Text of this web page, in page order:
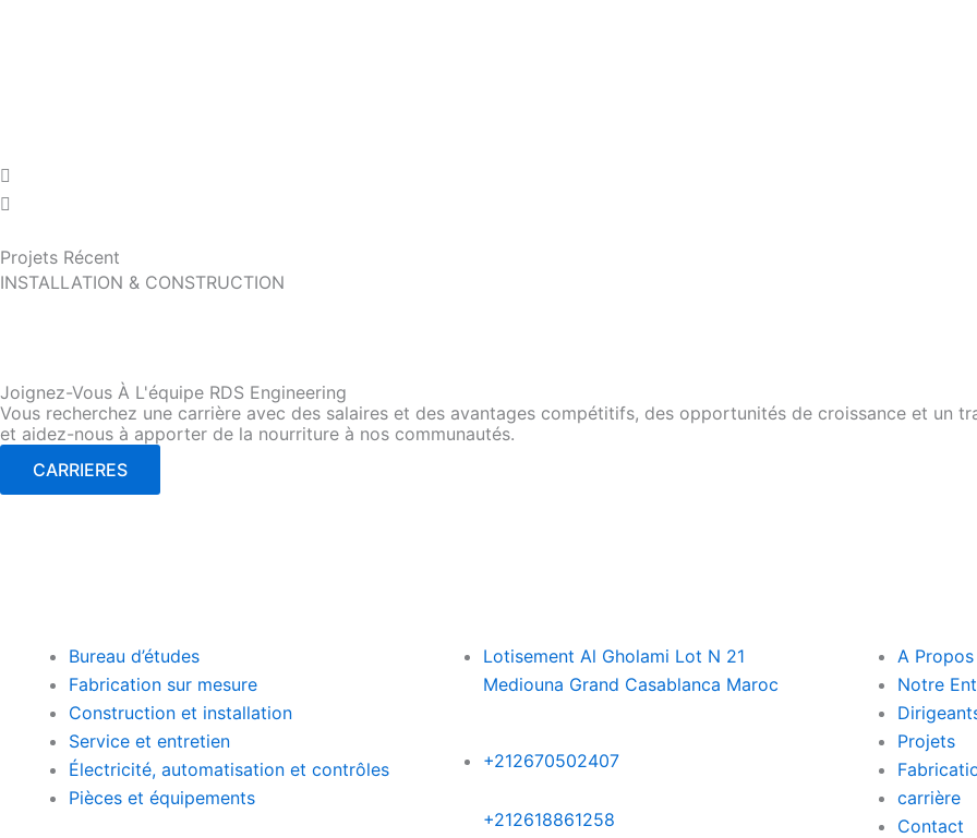
Projets Récent
INSTALLATION & CONSTRUCTION
Joignez-Vous À L'équipe RDS Engineering
Vous recherchez une carrière avec des salaires et des avantages compétitifs, des opportunités de croissance et un
et aidez-nous à apporter de la nourriture à nos communautés.
CARRIERES
Bureau d’études
Fabrication sur mesure
Construction et installation
Service et entretien
Électricité, automatisation et contrôles
Pièces et équipements
Lotisement Al Gholami Lot N 21
Mediouna Grand Casablanca Maroc
+212670502407
+212618861258
A Propos
Notre
Projets
carrière
Contact